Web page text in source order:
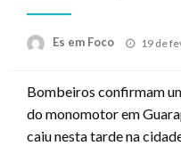
Es em Foco
Posted
19 de
Bombeiros confirmam
do monomotor em
caiu nesta tarde na